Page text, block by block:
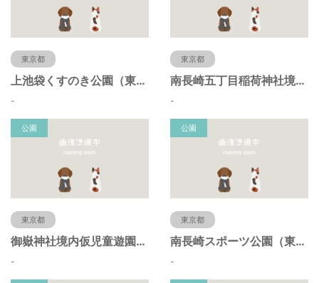
東京都
上池袋くすのき公園（東京都豊島区）
-
東京都
南長崎五丁目稲荷神社境内仮児童遊園（東京都豊島区）
-
公園
東京都
御嶽神社境内仮児童遊園（東京都豊島区）
-
公園
東京都
南長崎スポーツ公園（東京都豊島区）
-